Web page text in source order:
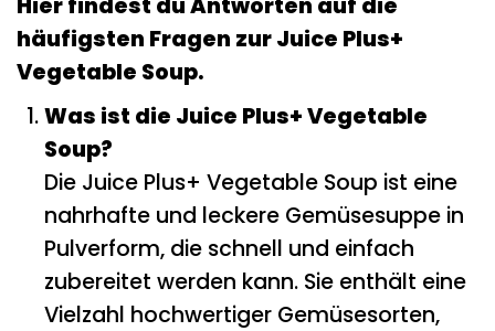
Hier findest du Antworten auf die
häufigsten Fragen zur Juice Plus+
Vegetable Soup.
Was ist die Juice Plus+ Vegetable
Soup?
Die Juice Plus+ Vegetable Soup ist eine
nahrhafte und leckere Gemüsesuppe in
Pulverform, die schnell und einfach
zubereitet werden kann. Sie enthält eine
Vielzahl hochwertiger Gemüsesorten,